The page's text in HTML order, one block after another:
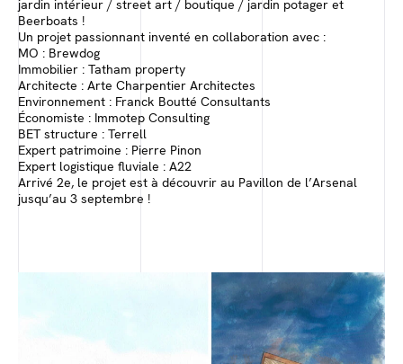
jardin intérieur / street art / boutique / jardin potager et
Beerboats !
Un projet passionnant inventé en collaboration avec :
MO : Brewdog
Immobilier : Tatham property
Architecte : Arte Charpentier Architectes
Environnement : Franck Boutté Consultants
Économiste : Immotep Consulting
BET structure : Terrell
Expert patrimoine : Pierre Pinon
Expert logistique fluviale : A22
Arrivé 2e, le projet est à découvrir au Pavillon de l’Arsenal
jusqu’au 3 septembre !